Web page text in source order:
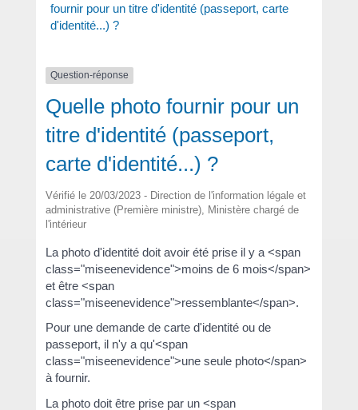
fournir pour un titre d'identité (passeport, carte
d'identité...) ?
Question-réponse
Quelle photo fournir pour un
titre d'identité (passeport,
carte d'identité...) ?
Vérifié le 20/03/2023 - Direction de l'information légale et
administrative (Première ministre), Ministère chargé de
l'intérieur
La photo d'identité doit avoir été prise il y a <span
class="miseenevidence">moins de 6 mois</span>
et être <span
class="miseenevidence">ressemblante</span>.
Pour une demande de carte d'identité ou de
passeport, il n'y a qu'<span
class="miseenevidence">une seule photo</span>
à fournir.
La photo doit être prise par un <span